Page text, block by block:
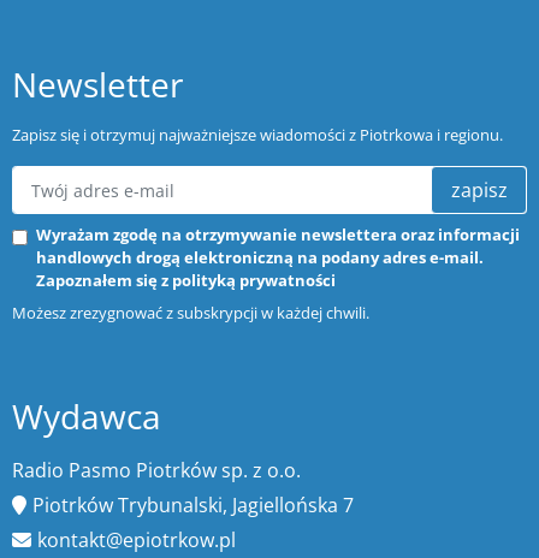
Newsletter
Zapisz się i otrzymuj najważniejsze wiadomości z Piotrkowa i regionu.
zapisz
Wyrażam zgodę na otrzymywanie newslettera oraz informacji
handlowych drogą elektroniczną na podany adres e-mail.
Zapoznałem się z polityką prywatności
Możesz zrezygnować z subskrypcji w każdej chwili.
Wydawca
Radio Pasmo Piotrków sp. z o.o.
Piotrków Trybunalski, Jagiellońska 7
kontakt@epiotrkow.pl